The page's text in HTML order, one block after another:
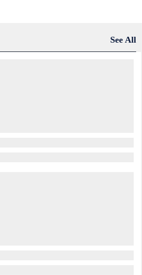
See All